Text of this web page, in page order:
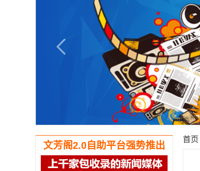
文芳阁2.0自助平台强势推出
首页